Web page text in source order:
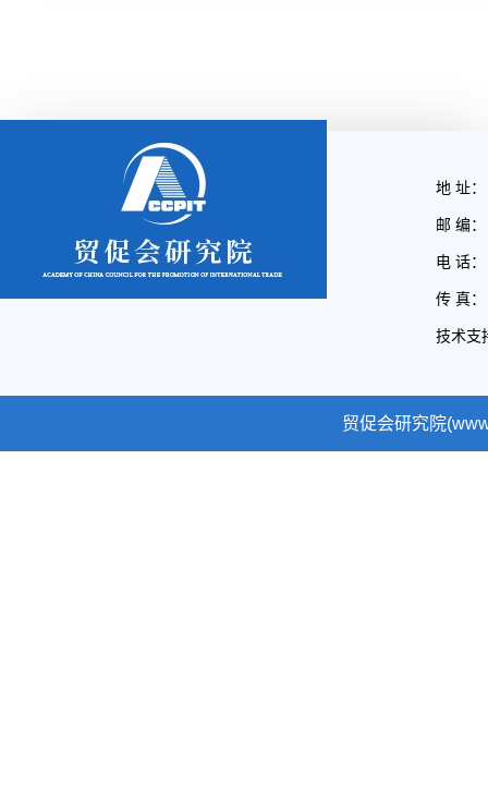
地 址
邮 编
电 话
传 真
技术支
贸促会研究院